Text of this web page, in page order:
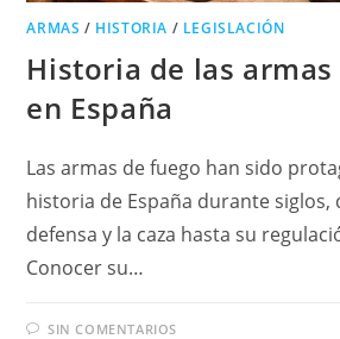
ARMAS / HISTORIA / LEGISLACIÓN
Historia de las
en España
Las armas de fuego han sido
historia de España durante siglos,
defensa y la caza hasta su
Conocer su…
SIN COMENTARIOS